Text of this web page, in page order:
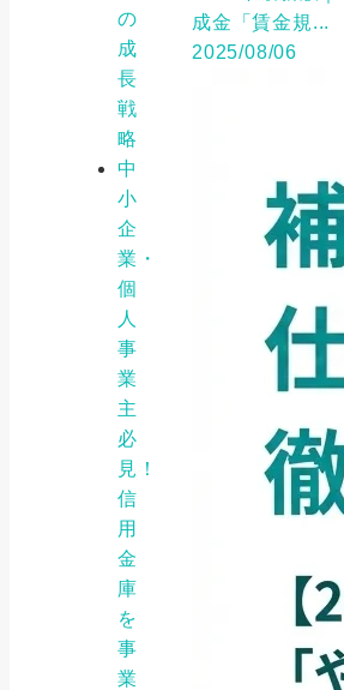
の
成
長
戦
略
中
小
企
業・
個
人
事
業
主
必
見！
信
用
金
庫
を
事
業
成金「賃金規...
2025/08/06